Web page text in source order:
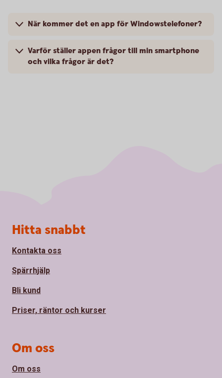
När kommer det en app för Windowstelefoner?
Varför ställer appen frågor till min smartphone
och vilka frågor är det?
Sidfot
Hitta snabbt
Kontakta oss
Spärrhjälp
Bli kund
Priser, räntor och kurser
Om oss
Om oss